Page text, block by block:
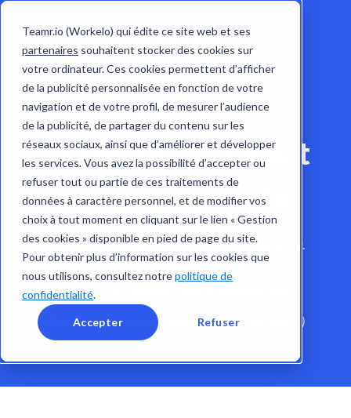
Teamr.io (Workelo) qui édite ce site web et ses
partenaires souhaitent stocker des cookies sur
votre ordinateur. Ces cookies permettent d’afficher
de la publicité personnalisée en fonction de votre
navigation et de votre profil, de mesurer l’audience
de la publicité, de partager du contenu sur les
réseaux sociaux, ainsi que d’améliorer et développer
les services. Vous avez la possibilité d’accepter ou
refuser tout ou partie de ces traitements de
données à caractère personnel, et de modifier vos
choix à tout moment en cliquant sur le lien « Gestion
des cookies » disponible en pied de page du site.
Pour obtenir plus d’information sur les cookies que
nous utilisons, consultez notrepolitique de
confidentialité.
Accepter Refuser
Merci !
Votre demande est
bien enregistrée
Un membre de notre équipe va vous recontacter.
Surveillez votre boîte de réception
Un email a été envoyé à
(Si vous ne le voyez pas, pensez à vérifier vos spams)